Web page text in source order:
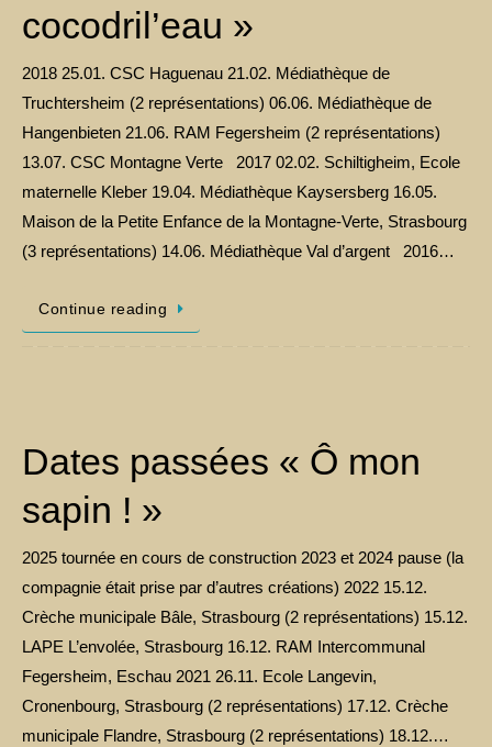
cocodril’eau »
2018 25.01. CSC Haguenau 21.02. Médiathèque de
Truchtersheim (2 représentations) 06.06. Médiathèque de
Hangenbieten 21.06. RAM Fegersheim (2 représentations)
13.07. CSC Montagne Verte 2017 02.02. Schiltigheim, Ecole
maternelle Kleber 19.04. Médiathèque Kaysersberg 16.05.
Maison de la Petite Enfance de la Montagne-Verte, Strasbourg
(3 représentations) 14.06. Médiathèque Val d’argent 2016…
Continue reading
Dates passées « Ô mon
sapin ! »
2025 tournée en cours de construction 2023 et 2024 pause (la
compagnie était prise par d’autres créations) 2022 15.12.
Crèche municipale Bâle, Strasbourg (2 représentations) 15.12.
LAPE L’envolée, Strasbourg 16.12. RAM Intercommunal
Fegersheim, Eschau 2021 26.11. Ecole Langevin,
Cronenbourg, Strasbourg (2 représentations) 17.12. Crèche
municipale Flandre, Strasbourg (2 représentations) 18.12.…